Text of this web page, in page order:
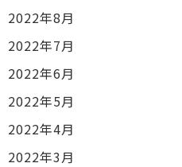
2022年8月
2022年7月
2022年6月
2022年5月
2022年4月
2022年3月